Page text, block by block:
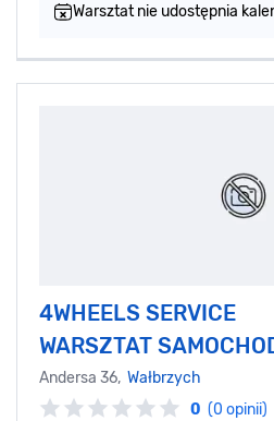
Warsztat nie udostępnia
4WHEELS SERVICE
WARSZTAT
Andersa 36, Wałbrzych
0 (0 opinii)